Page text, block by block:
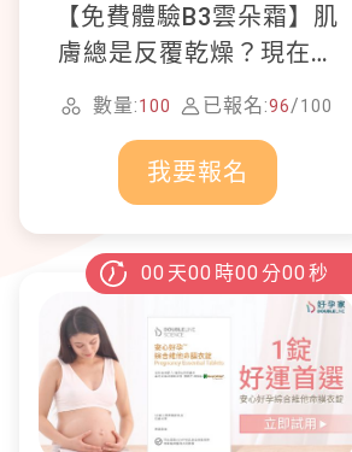
【免費體驗B3雲朵霜】肌
膚總是反覆乾燥？現在就
加入貝膚黛瑪修護體驗計
畫！
數量:100 已報名:96/100
我要報名
00 天00 時00 分00 秒